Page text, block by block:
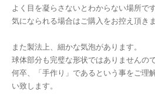
よく目を凝らさないとわからない場所です
気になられる場合はご購入をお控え頂き
また製法上、細かな気泡があります。
球体部分も完璧な形状ではありませんの
何卒、「手作り」であるという事をご理
い致します。